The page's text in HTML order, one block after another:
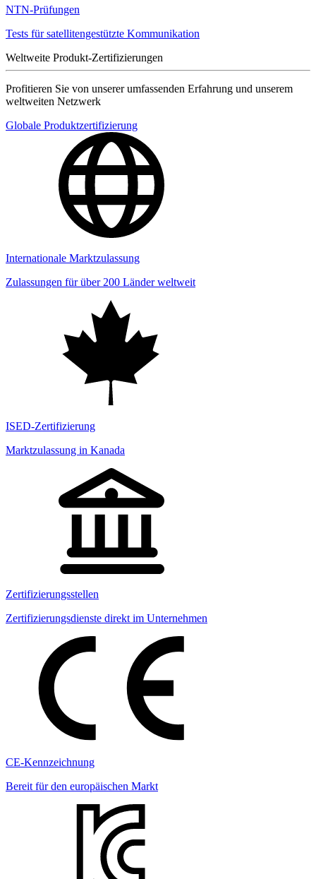
NTN-Prüfungen
Tests für satellitengestützte Kommunikation
Weltweite Produkt-Zertifizierungen
Profitieren Sie von unserer umfassenden Erfahrung und unserem
weltweiten Netzwerk
Globale Produktzertifizierung
Internationale Marktzulassung
Zulassungen für über 200 Länder weltweit
ISED-Zertifizierung
Marktzulassung in Kanada
Zertifizierungsstellen
Zertifizierungsdienste direkt im Unternehmen
CE-Kennzeichnung
Bereit für den europäischen Markt